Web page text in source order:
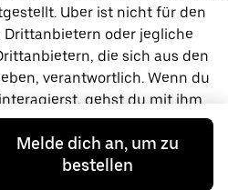
Uber ist nicht für den
oder jegliche
die sich aus den
verantwortlich. Wenn du
gehst du mit ihm
ein, an der Uber nicht beteiligt
bitte direkt an den
Melde dich an, um zu
bestellen